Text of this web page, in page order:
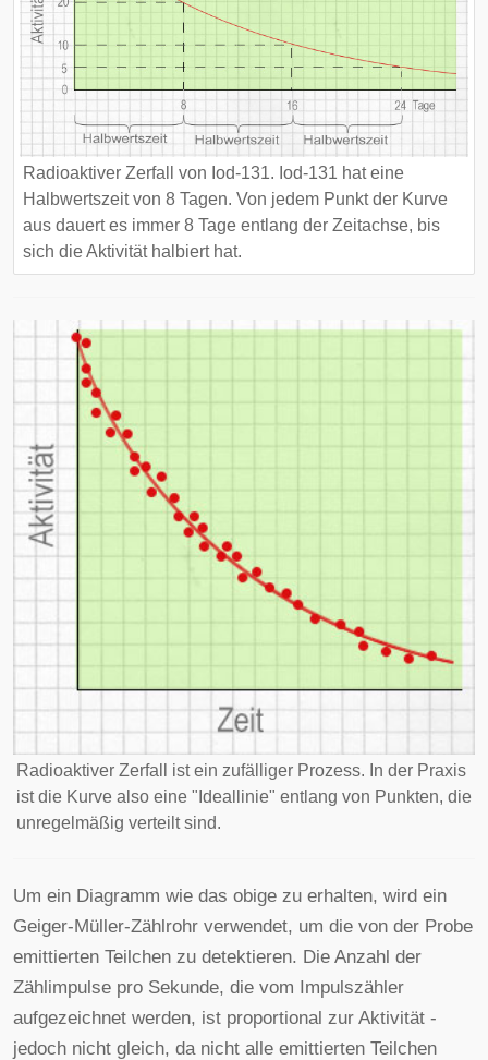
Radioaktiver Zerfall von Iod-131. Iod-131 hat eine
Halbwertszeit von 8 Tagen. Von jedem Punkt der Kurve
aus dauert es immer 8 Tage entlang der Zeitachse, bis
sich die Aktivität halbiert hat.
Radioaktiver Zerfall ist ein zufälliger Prozess. In der Praxis
ist die Kurve also eine "Ideallinie" entlang von Punkten, die
unregelmäßig verteilt sind.
Um ein Diagramm wie das obige zu erhalten, wird ein
Geiger-Müller-Zählrohr verwendet, um die von der Probe
emittierten Teilchen zu detektieren. Die Anzahl der
Zählimpulse pro Sekunde, die vom Impulszähler
aufgezeichnet werden, ist proportional zur Aktivität -
jedoch nicht gleich, da nicht alle emittierten Teilchen